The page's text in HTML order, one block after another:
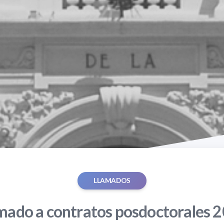
LLAMADOS
a contratos posdoctorales